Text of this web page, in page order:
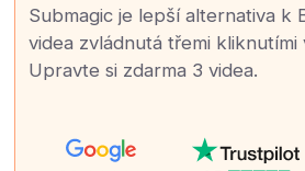
Submagic je lepší alternativa k
videa zvládnutá třemi kliknutími
Upravte si zdarma 3 videa.